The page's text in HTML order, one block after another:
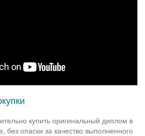
купить оригинальный диплом в
без опаски за качество выполненного